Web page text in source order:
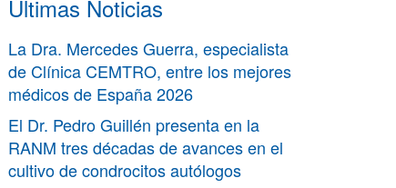
Últimas Noticias
La Dra. Mercedes Guerra, especialista
de Clínica CEMTRO, entre los mejores
médicos de España 2026
El Dr. Pedro Guillén presenta en la
RANM tres décadas de avances en el
cultivo de condrocitos autólogos